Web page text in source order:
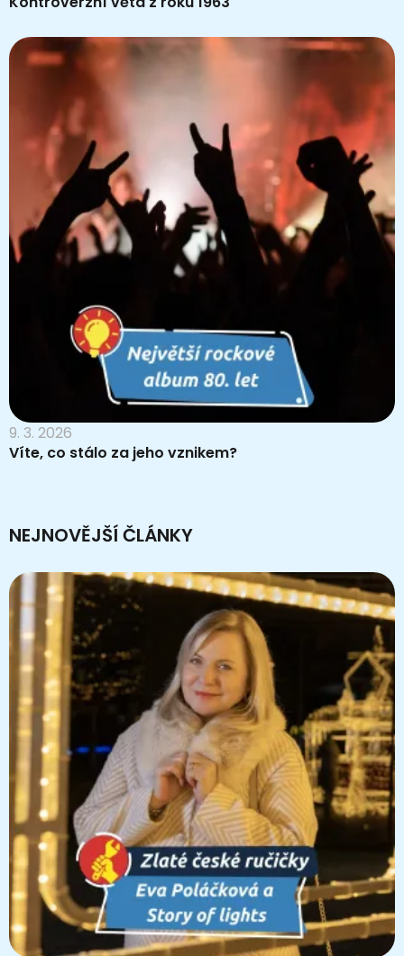
9. 3. 2026
Víte, co stálo za jeho vznikem?
NEJNOVĚJŠÍ ČLÁNKY